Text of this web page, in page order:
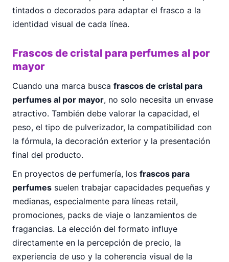
tintados o decorados para adaptar el frasco a la
identidad visual de cada línea.
Frascos de cristal para perfumes al por
mayor
Cuando una marca busca frascos de cristal para
perfumes al por mayor, no solo necesita un envase
atractivo. También debe valorar la capacidad, el
peso, el tipo de pulverizador, la compatibilidad con
la fórmula, la decoración exterior y la presentación
final del producto.
En proyectos de perfumería, los frascos para
perfumes suelen trabajar capacidades pequeñas y
medianas, especialmente para líneas retail,
promociones, packs de viaje o lanzamientos de
fragancias. La elección del formato influye
directamente en la percepción de precio, la
experiencia de uso y la coherencia visual de la